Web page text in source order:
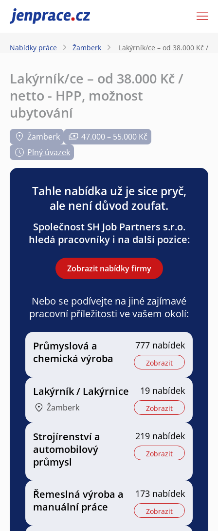
JenPráce.cz
Nabídky práce Žamberk Lakýrník/ce – od 38.000 Kč /
Lakýrník/ce – od 38.000 Kč /
netto - HPP, možnost
ubytování
Žamberk
47.000 – 55.000 Kč
Plný úvazek
Tahle nabídka už je sice pryč,
ale není důvod zoufat.
Společnost SH Job Partners s.r.o.
hledá pracovníky i na další pozice:
Zobrazit nabídky firmy
Nebo se podívejte na jiné zajímavé
pracovní příležitosti ve vašem okolí:
Průmyslová a
chemická výroba
777 nabídek
Zobrazit
Lakýrník / Lakýrnice
Žamberk
19 nabídek
Zobrazit
Strojírenství a
automobilový
průmysl
219 nabídek
Zobrazit
Řemeslná výroba a
manuální práce
173 nabídek
Zobrazit